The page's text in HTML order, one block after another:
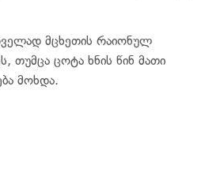
მცხეთის რაიონულ
თუმცა ცოტა ხნის წინ მათი
მოხდა.